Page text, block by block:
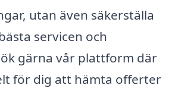
utan även säkerställa
servicen och
gärna vår plattform där
för dig att hämta offerter